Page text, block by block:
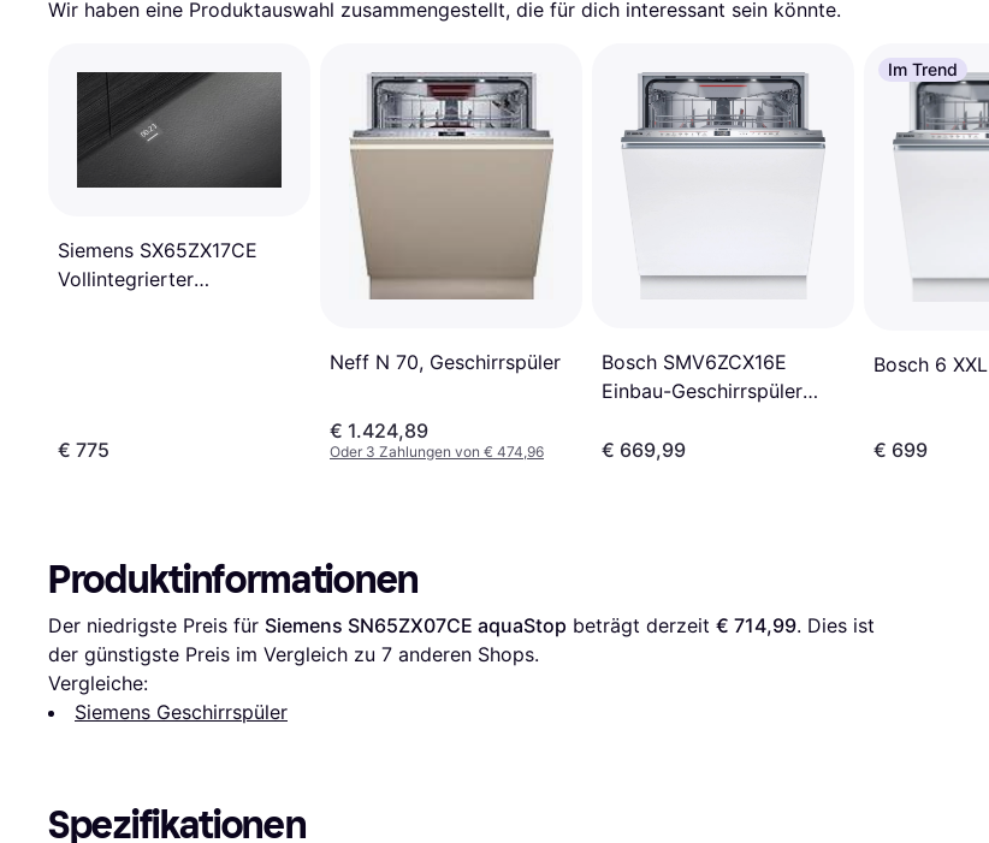
Wir haben eine Produktauswahl zusammengestellt, die für dich interessant sein könnte.
Siemens SX65ZX17CE
Vollintegrierter
€ 775
Neff N 70, Geschirrspüler
€ 1.424,89
Oder 3 Zahlungen von € 474,96
Bosch SMV6ZCX16E
Einbau-Geschirrspüler
€ 669,99
Im Trend
Bosch 6 XXL
€ 699
Produktinformationen
Der niedrigste Preis für Siemens SN65ZX07CE aquaStop beträgt derzeit € 714,99. Dies ist
der günstigste Preis im Vergleich zu 7 anderen Shops.
Vergleiche:
Siemens Geschirrspüler
Spezifikationen